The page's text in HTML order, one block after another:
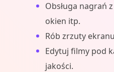
Obsługa nagrań
okien itp.
Rób zrzuty
Edytuj filmy pod
jakości.